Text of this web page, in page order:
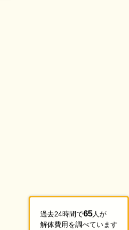
過去24時間で65人が
解体費用を調べています